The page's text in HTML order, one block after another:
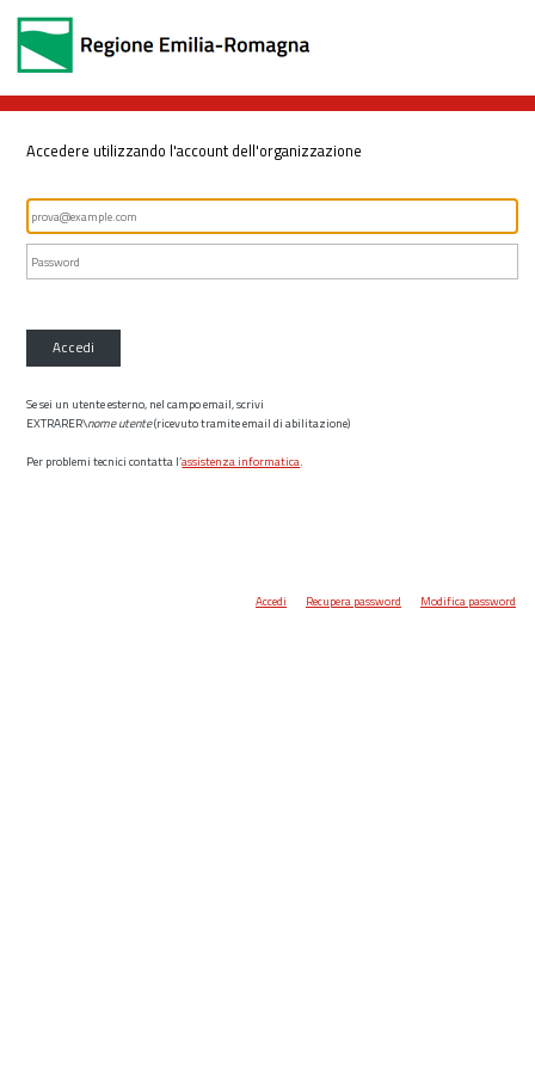
Accedere utilizzando l'account dell'organizzazione
Accedi
Se sei un utente esterno, nel campo email, scrivi
EXTRARER\nome utente(ricevuto tramite email di abilitazione)
Per problemi tecnici contatta l’assistenza informatica.
Accedi Recupera password Modifica password